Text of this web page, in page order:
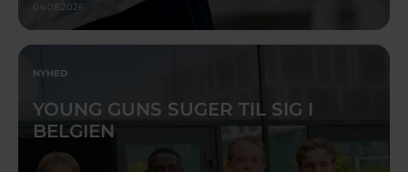
04.08.2026
NYHED
YOUNG GUNS SUGER TIL SIG I
BELGIEN